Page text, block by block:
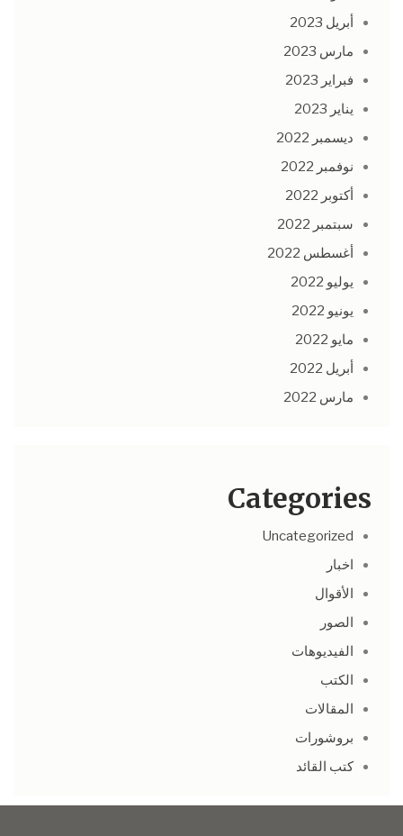
أبريل 2023
مارس 2023
فبراير 2023
يناير 2023
ديسمبر 2022
نوفمبر 2022
أكتوبر 2022
سبتمبر 2022
أغسطس 2022
يوليو 2022
يونيو 2022
مايو 2022
أبريل 2022
مارس 2022
Categories
Uncategorized
اخبار
الأقوال
الصور
الفيديوهات
الكتب
المقالات
بروشورات
كتب القائد